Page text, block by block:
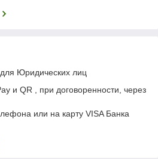
Юридических лиц
и QR , при договоренности, через
или на карту VISA Банка